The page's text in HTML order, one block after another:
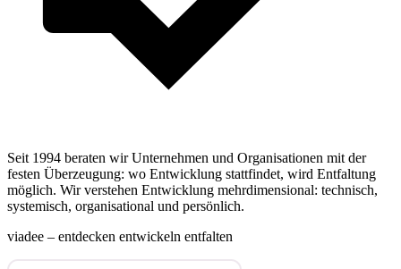
Seit 1994 beraten wir Unternehmen und Organisationen mit der
festen Überzeugung: wo Entwicklung stattfindet, wird Entfaltung
möglich. Wir verstehen Entwicklung mehrdimensional: technisch,
systemisch, organisational und persönlich.
viadee – entdecken entwickeln entfalten